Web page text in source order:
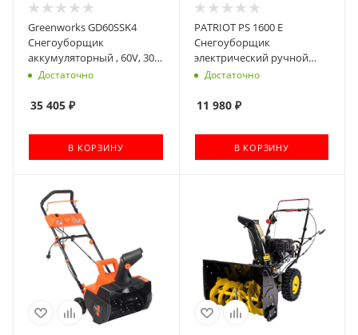
Greenworks GD60SSK4
Снегоуборщик
аккумуляторный , 60V, 30
см, бесщеточный, c АКБ
Достаточно
35 405 ₽
В КОРЗИНУ
PATRIOT PS 1600 E
Снегоуборщик
электрический ручной
[426302217]
Достаточно
11 980₽
В КОРЗИНУ